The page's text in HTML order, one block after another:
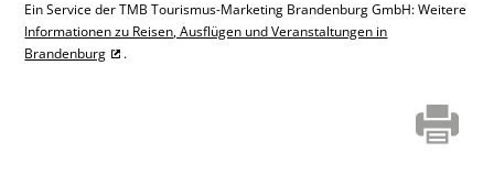
Ein Service der TMB Tourismus-Marketing Brandenburg GmbH: Weitere
Informationen zu Reisen, Ausflügen und Veranstaltungen in
Brandenburg
.